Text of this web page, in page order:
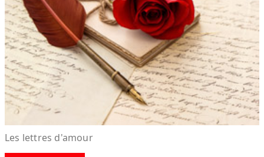
Les lettres d'amour